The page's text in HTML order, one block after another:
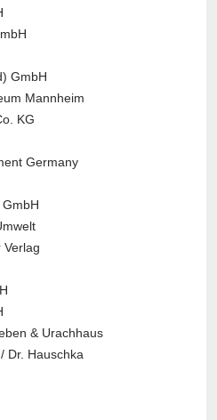
GmbH
Mannheim
KG
Germany
& Urachhaus
Dr. Hauschka